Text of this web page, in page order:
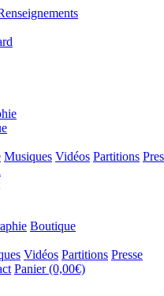
Musiques Vidéos Partitions
Boutique
Vidéos Partitions Presse
Panier (0,00€)